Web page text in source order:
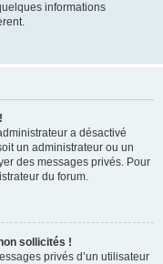
informations
a désactivé
un administrateur ou un
des messages privés. Pour
du forum.
sollicités !
privés d’un utilisateur